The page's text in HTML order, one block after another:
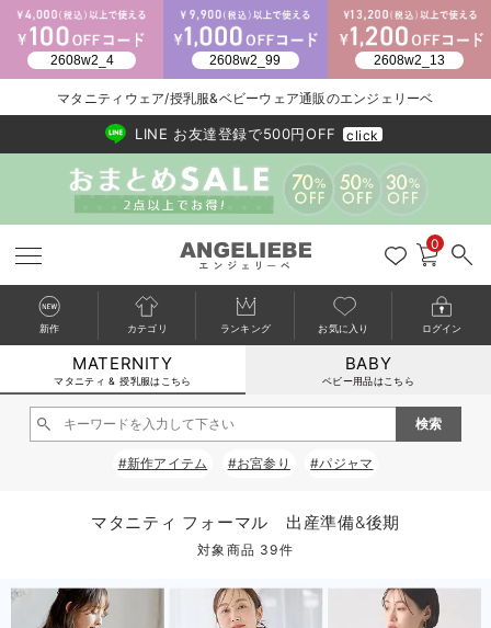
マタニティウェア全て
マタニティ ワンピース
マタニティ トップス
マタニティ 下着・インナー全て
授乳ブラ・マタニティブラ（マタニティインナー・産後用品）
マタニティ 授乳 キャミソール
授乳服全て
マタニティ フォーマル全て
マタニティ スーツ
マタニティ ドレス（結婚式・お呼ばれ）
マタニティ フォーマル パンツ・ボトムス
授乳用品全て
妊婦用 抱き枕・授乳クッション
マタニティレッグウェア全て
マタニティストッキング・タイツ
マタニティ ボディケア全て
アウトレット全て
【アウトレット】ワンピース
【アウトレット】パジャマ
特集全て
コットン素材
再入荷全て
再入荷｜インナー
戻る
送料無料アイテム全て
ワンピース
スカート
戻る
ブラキャミ おまとめ
戻る
【37周年祭セール】
【37周年祭セール】
戻る
気温差別オススメア
【15℃】3月下旬～
戻る
動きやすく着回しで
戻る
強撚スムース(コスパ
戻る
マタニティウェア
【おまとめ割】パジ
戻る
こだわりの履き心地
カジュアル
オフィス
戻る
ジャケット派
きれいめ美脚パンツ派
戻る
出産準備応援割全て
マタニティパジャマ
戻る
【オフィスカジュア
戻る
レギンスタイプ
戻る
【フォーマル】ワン
戻る
【ベビー】長袖
戻る
ハンカチ
短肌着
戻る
快適ウェア10%OFF
快適ウェア10%OFF
戻る
春のマタニティワン
セットアップ・ レイ
ジャンパースカート/
戻る
Gift Selection 出産
〜3,000円（税込）
10,001円（税込）〜
戻る
冬の冷え対策インナ
薄くてあったか
保温&リカバリー
戻る
入院準備の持ち物チ
入院してすぐ使うグ
戻る
冬のあったか特集全て
【冬のあったか特集
【冬のあったか特集
マタニティウェア/授乳服&ベビーウェア通販のエンジェリーベ
2026/NewArrival
送料495円(一部地域を除く) 7,700円以上で送料無料
LINE お友達登録で500円OFF
click
0
新作 カテゴリ ランキング お気に入り ログイン
MATERNITY
マタニティ & 授乳服はこちら
BABY
ベビー用品はこちら
#新作アイテム #お宮参り #パジャマ
マタニティ フォーマル 出産準備&後期
対象商品 39件
カートに入れる
閉じる